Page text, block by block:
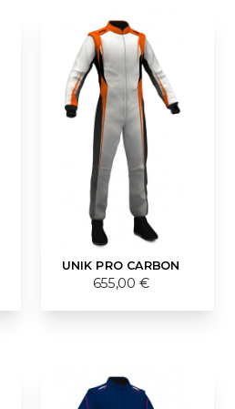
UNIK PRO CARBON
655,00 €